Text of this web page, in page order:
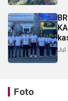
Jul
Foto